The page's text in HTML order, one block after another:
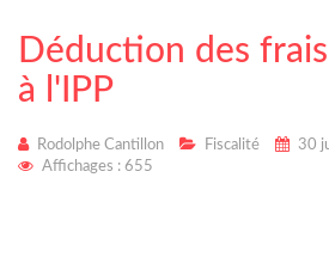
Déduction des
à l'IPP
Rodolphe Cantillon Fiscalité
30
Affichages : 655